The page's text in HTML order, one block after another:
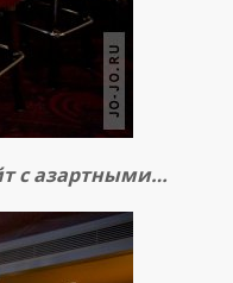
с азартными…